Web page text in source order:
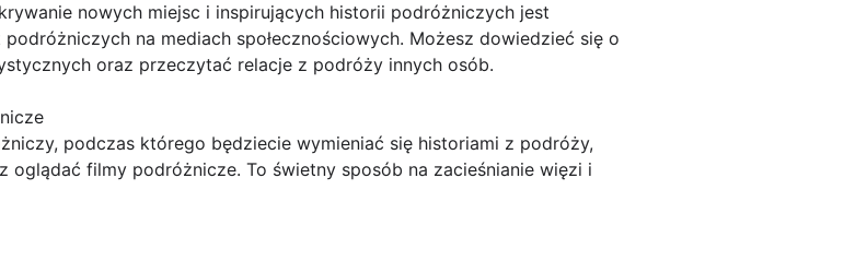
nowych miejsc i inspirujących historii podróżniczych jest
na mediach społecznościowych. Możesz dowiedzieć się o
oraz przeczytać relacje z podróży innych osób.
podczas którego będziecie wymieniać się historiami z podróży,
filmy podróżnicze. To świetny sposób na zacieśnianie więzi i